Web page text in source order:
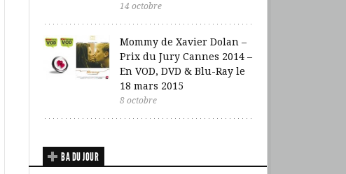
14 octobre
Mommy de Xavier Dolan –
Prix du Jury Cannes 2014 –
En VOD, DVD & Blu-Ray le
18 mars 2015
8 octobre
BA DU JOUR